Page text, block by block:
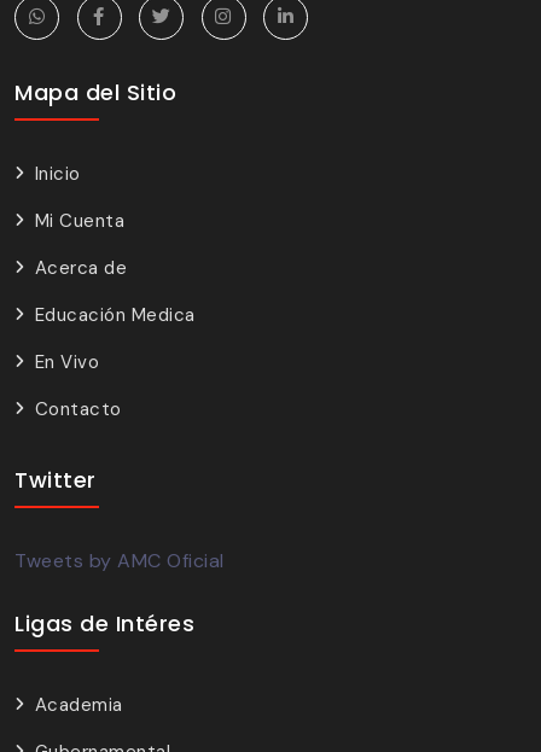
Mapa del Sitio
Inicio
Mi Cuenta
Acerca de
Educación Medica
En Vivo
Contacto
Twitter
Tweets by AMC Oficial
Ligas de Intéres
Academia